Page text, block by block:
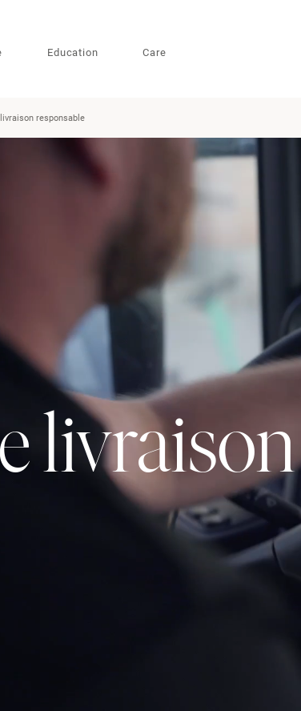
Education Care
responsable